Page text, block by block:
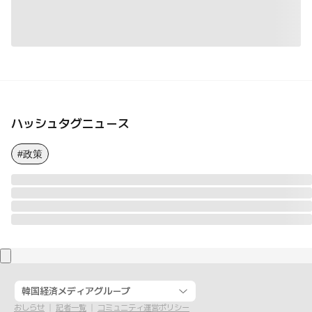
ハッシュタグニュース
#政策
韓国経済メディアグループ
おしらせ 記者一覧 コミュニティ運営ポリシー